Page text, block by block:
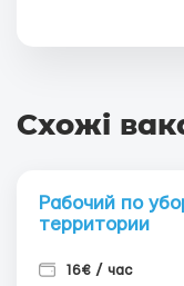
Схожі
Рабочий по
территории
16€ / час